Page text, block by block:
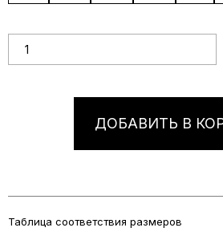
ДОБАВИТЬ В
Таблица соответствия размеров